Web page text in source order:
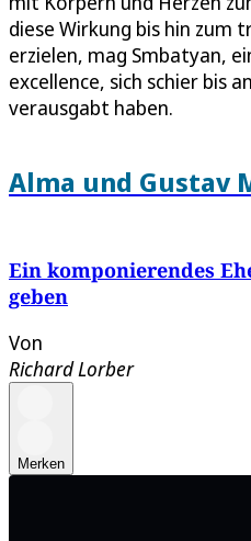
diese Wirkung bis hin zum
erzielen, mag Smbatyan,
excellence, sich schier bis
verausgabt haben.
Alma und Gustav
Ein komponierendes
geben
Von
Richard Lorber
Merken